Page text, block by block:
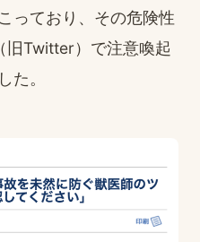
っており、その危険性
旧Twitter）で注意喚起
た。